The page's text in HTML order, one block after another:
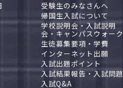
受験生のみなさんへ
帰国生入試について
学校説明会・入試説明
会・キャンパスウォーク
生徒募集要項・学費
インターネット出願
入試出題ポイント
入試結果報告・入試問題
入試Q&A